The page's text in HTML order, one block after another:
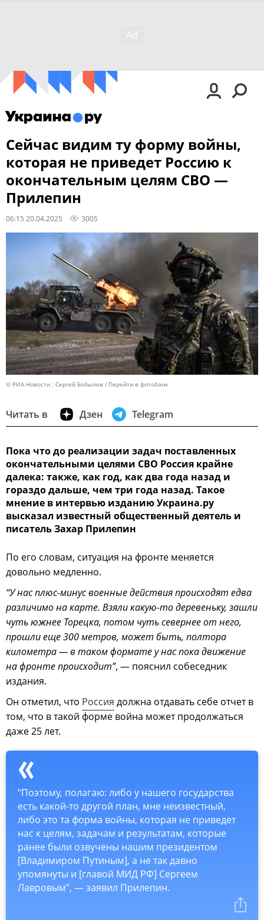
Сейчас видим ту форму войны,
которая не приведет Россию к
окончательным целям СВО —
Прилепин
06:15 20.04.2025 3005
© РИА Новости . Сергей Бобылев Перейти в фотобанк
Читать в Дзен Telegram
Пока что до реализации задач поставленных
окончательными целями СВО Россия крайне
далека: также, как год, как два года назад и
гораздо дальше, чем три года назад. Такое
мнение в интервью изданию Украина.ру
высказал известный общественный деятель и
писатель Захар Прилепин
По его словам, ситуация на фронте меняется
довольно медленно.
“У нас плюс-минус военные действия происходят едва
различимо на карте. Взяли какую-то деревеньку, зашли
чуть южнее Торецка, потом чуть севернее от него,
прошли еще 300 метров, может быть, полтора
километра — в таком формате у нас пока движение
на фронте происходит”, — пояснил собеседник
издания.
Он отметил, что Россия должна отдавать себе отчет в
том, что в такой форме война может продолжаться
даже 25 лет.
“Поэтому, полагаю: либо у нашего государства
есть какой-то другой план, мне неизвестный,
либо это та форма войны, которая не приведет
нас к целям, задачам и результатам, которые
ранее были озвучены нашим президентом
[Владимиром Путиным], а не так давно
упомянуты и [главой МИД РФ] Сергеем
Лавровым”, — заявил Прилепин.